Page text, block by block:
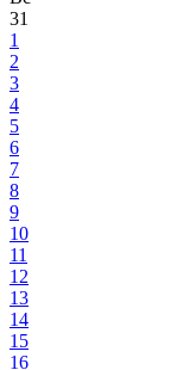
31
1
2
3
4
5
6
7
8
9
10
11
12
13
14
15
16